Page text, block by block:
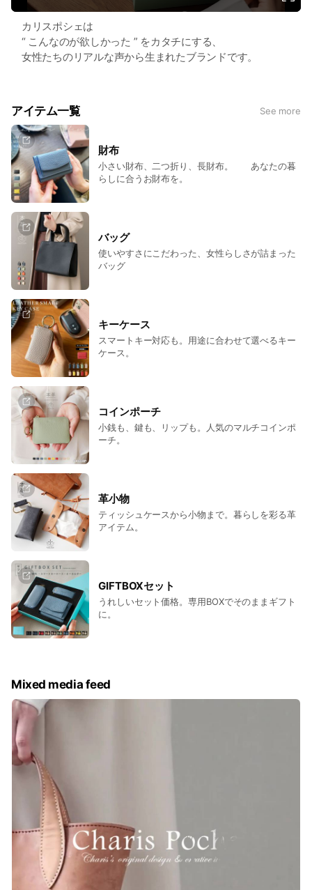
カリスポシェは
“ こんなのが欲しかった ” をカタチにする、
女性たちのリアルな声から生まれたブランドです。
アイテム一覧 See more
財布
小さい財布、二つ折り、長財布。 あなたの暮
らしに合うお財布を。
バッグ
使いやすさにこだわった、女性らしさが詰まった
バッグ
キーケース
スマートキー対応も。用途に合わせて選べるキー
ケース。
コインポーチ
小銭も、鍵も、リップも。人気のマルチコインポ
ーチ。
革小物
ティッシュケースから小物まで。暮らしを彩る革
アイテム。
GIFTBOXセット
うれしいセット価格。専用BOXでそのままギフト
に。
Mixed media feed